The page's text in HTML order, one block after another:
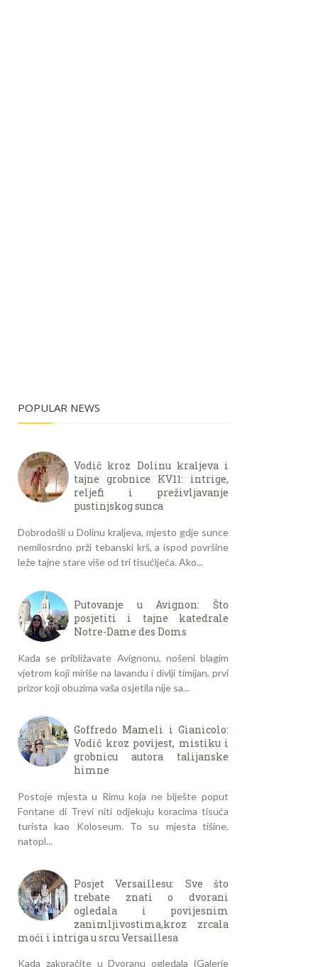
POPULAR NEWS
Vodič kroz Dolinu kraljeva i
tajne grobnice KV11: intrige,
reljefi i preživljavanje
pustinjskog sunca
Dobrodošli u Dolinu kraljeva, mjesto gdje sunce
nemilosrdno prži tebanski krš, a ispod površine
leže tajne stare više od tri tisućljeća. Ako...
Putovanje u Avignon: Što
posjetiti i tajne katedrale
Notre-Dame des Doms
Kada se približavate Avignonu, nošeni blagim
vjetrom koji miriše na lavandu i divlji timijan, prvi
prizor koji obuzima vaša osjetila nije sa...
Goffredo Mameli i Gianicolo:
Vodič kroz povijest, mistiku i
grobnicu autora talijanske
himne
Postoje mjesta u Rimu koja ne blješte poput
Fontane di Trevi niti odjekuju koracima tisuća
turista kao Koloseum. To su mjesta tišine,
natopl...
Posjet Versaillesu: Sve što
trebate znati o dvorani
ogledala i povijesnim
zanimljivostima,kroz zrcala
moći i intriga u srcu Versaillesa
Kada zakoračite u Dvoranu ogledala (Galerie